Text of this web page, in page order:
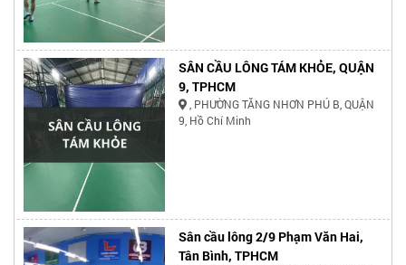
SÂN CẦU LÔNG TÁM KHỎE, QUẬN
9, TPHCM
, PHƯỜNG TĂNG NHƠN PHÚ B, QUẬN
9, Hồ Chí Minh
Sân cầu lông 2/9 Phạm Văn Hai,
Tân Bình, TPHCM